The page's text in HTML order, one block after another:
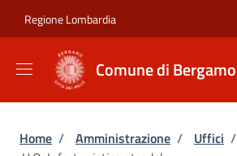
Regione Lombardia
Comune di Bergamo
Briciole di pane
Home / Amministrazione / Uffici /